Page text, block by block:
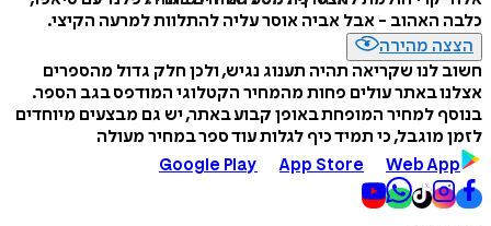
כלבה האהוב - אבל אביה אוסר עליה להתלוות למרעה הקיצי.
הצצה מהירה
חשוב לנו שקריאה תהיה תענוג נגיש, ולכן חלק גדול מהספרים
אצלנו באתר עולים פחות מהמחיר הקטלוגי המודפס בגב הספר.
בנוסף למחיר המופחת באופן קבוע באתר, יש גם מבצעים מיוחדים
לזמן מוגבל, כי תמיד כיף לגלות עוד ספר במחיר מעולה
Google Play
App Store Web App